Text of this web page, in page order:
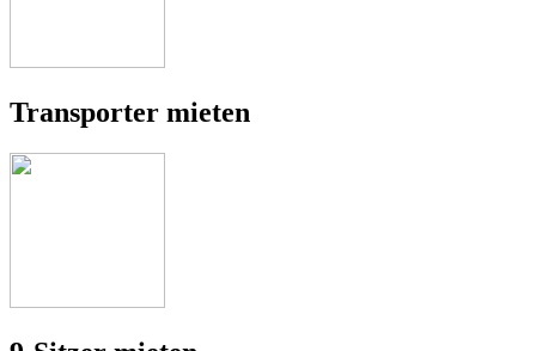
Transporter mieten